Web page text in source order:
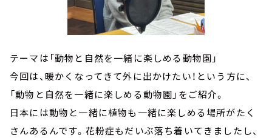
テーマは「動物と自然を一緒に楽しめる動物園」
今回は、暖かくなってきて外に出かけたい！という方に、
「動物と自然を一緒に楽しめる動物園」をご紹介。
日本には動物と一緒に植物も一緒に楽しめる場所がたく
さんあるんです。花粉症もだいぶ落ち着いてきましたし、